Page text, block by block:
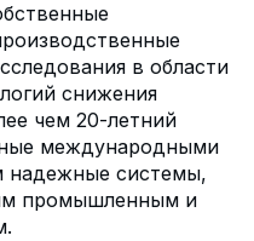
в области
снижения
чем 20-летний
международными
надежные системы,
промышленным и